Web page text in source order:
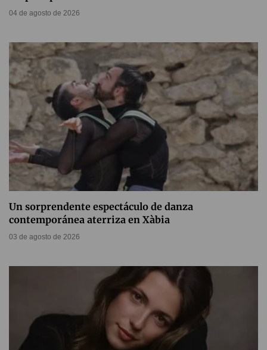
04 de agosto de 2026
Un sorprendente espectáculo de danza
contemporánea aterriza en Xàbia
03 de agosto de 2026